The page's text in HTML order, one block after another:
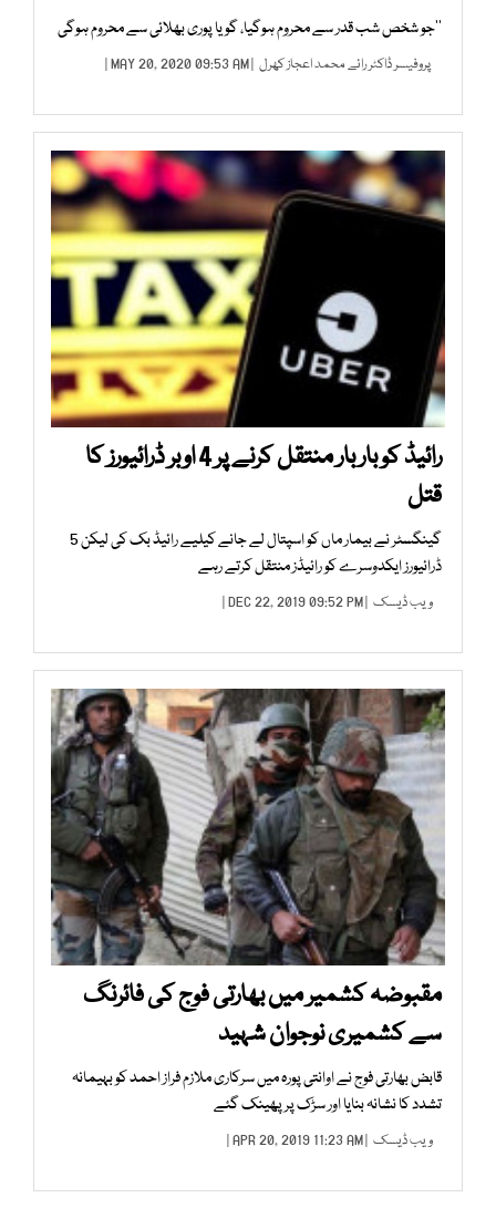
’’جو شخص شب قدر سے محروم ہوگیا، گویا پوری بھلائی سے محروم ہوگی
پروفیسر ڈاکٹر رائے محمد اعجاز کھرل | MAY 20, 2020 09:53 AM |
رائیڈ کو بار بار منتقل کرنے پر 4 اوبر ڈرائیورز کا
قتل
گینگسٹر نے بیمار ماں کو اسپتال لے جانے کیلیے رائیڈ بک کی لیکن 5
ڈرائیورز ایکدوسرے کو رائیڈز منتقل کرتے رہے
ویب ڈیسک | DEC 22, 2019 09:52 PM |
مقبوضہ کشمیر میں بھارتی فوج کی فائرنگ
سے کشمیری نوجوان شہید
قابض بھارتی فوج نے اوانتی پورہ میں سرکاری ملازم فراز احمد کو بہیمانہ
تشدد کا نشانہ بنایا اور سڑک پر پھینک گئے
ویب ڈیسک | APR 20, 2019 11:23 AM |